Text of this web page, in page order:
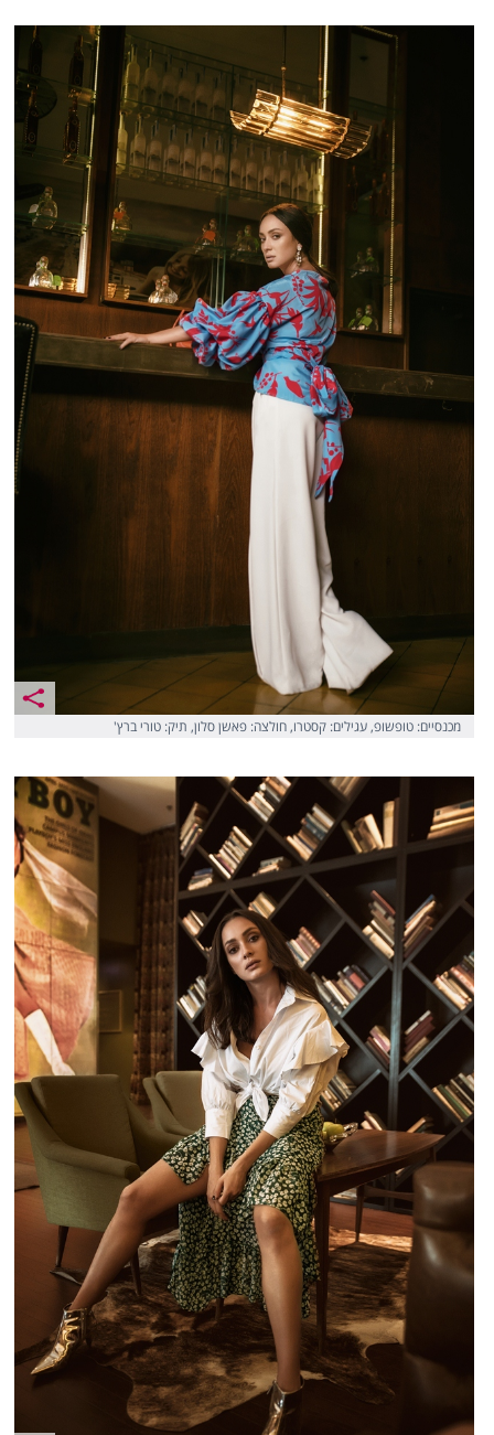
מכנסיים: טופשופ, עגילים: קסטרו, חולצה: פאשן סלון, תיק: טורי ברץ'